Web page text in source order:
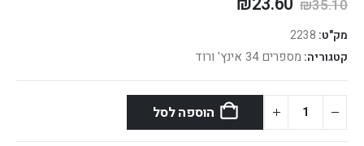
₪35.10
מק"ט: 2238
קטגוריה: מספרים 34 אינץ' ורוד
הוספה לסל